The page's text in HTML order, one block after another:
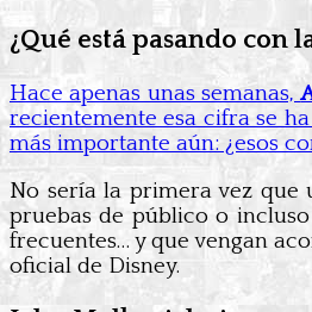
¿Qué está pasando con
Hace apenas unas semanas,
recientemente esa cifra se
más importante aún: ¿esos
No sería la primera vez que
pruebas de público o
frecuentes… y que vengan
oficial de Disney.